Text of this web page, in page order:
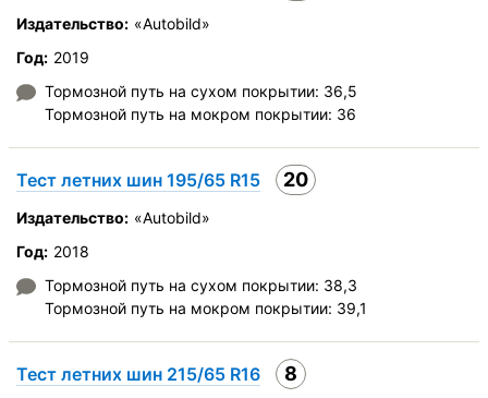
Оправданность цены
Издательство: «Autobild»
Год: 2019
Тормозной путь на сухом покрытии: 36,5
Тормозной путь на мокром покрытии: 36
Тест летних шин 195/65 R15 20
Издательство: «Autobild»
Год: 2018
Тормозной путь на сухом покрытии: 38,3
Тормозной путь на мокром покрытии: 39,1
Тест летних шин 215/65 R16 8